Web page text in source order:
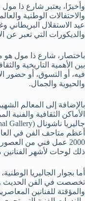
وأخيرًا، يعتبر شارع ذا
والاحتفالات الوطنية
عيد الاستقلال البريطاني
والديكورات التي تعبر عن
باختصار، شارع ذا مول
بين الأهمية التاريخية
فيه، أو التسوق، أو حضور
والحيوية والجمال.
بالإضافة إلى المعالم
الأماكن الثقافية
أعظم متاحف الفن في
2000 عمل فني من
ذلك لوحات لأشهر
تخصصت في الفن الحديث
والمؤقتة للفنانين